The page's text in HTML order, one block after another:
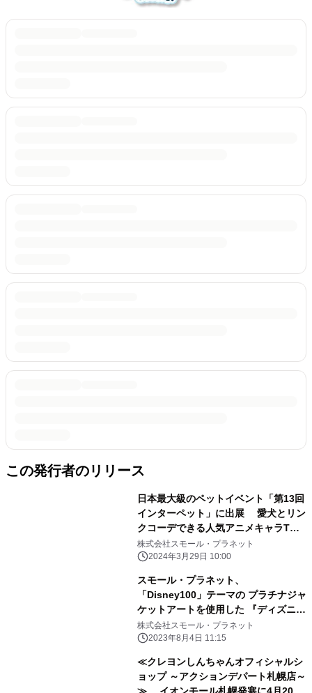
この発行者のリリース
日本最大級のペットイベント「第13回
インターペット」に出展 愛犬とリン
クコーデできる人気アニメキャラTシ
ャツなど展示
株式会社スモール・プラネット
2024年3月29日 10:00
スモール・プラネット、
「Disney100」テーマの プラチナジャ
ケットアートを使用した 『ディズニー
ツイステッドワンダーランド』関連グ
ッズを発売
株式会社スモール・プラネット
2023年8月4日 11:15
≪クレヨンしんちゃんオフィシャルシ
ョップ ～アクションデパート札幌店～
≫ イオンモール札幌発寒に4月20